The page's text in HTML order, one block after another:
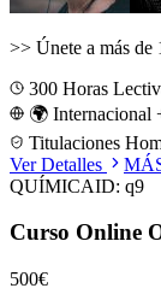
>> Únete a más de
300 Horas
🌍 Internacional
Titulaciones
Ver Detalles
QUÍMICAID: q9
Curso Online
500€